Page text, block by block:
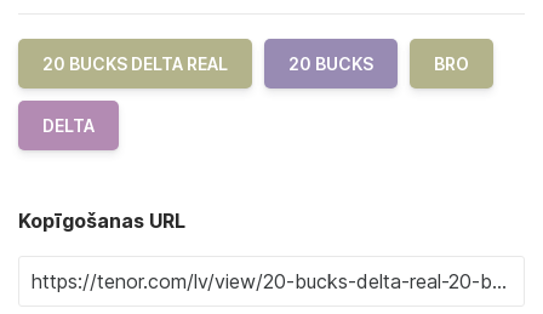
20 BUCKS DELTA REAL 20 BUCKS BRO
DELTA
Kopīgošanas URL